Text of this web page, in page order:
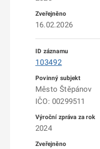
16.02.2026
103492
Město Štěpánov
IČO: 00299511
2024